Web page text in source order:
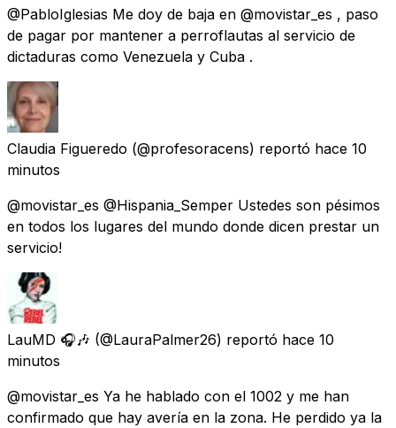
@PabloIglesias Me doy de baja en @movistar_es , paso
de pagar por mantener a perroflautas al servicio de
dictaduras como Venezuela y Cuba .
Claudia Figueredo (@profesoracens) reportó hace 10
minutos
@movistar_es @Hispania_Semper Ustedes son pésimos
en todos los lugares del mundo donde dicen prestar un
servicio!
LauMD 🎧🎶 (@LauraPalmer26) reportó hace 10
minutos
@movistar_es Ya he hablado con el 1002 y me han
confirmado que hay avería en la zona. He perdido ya la